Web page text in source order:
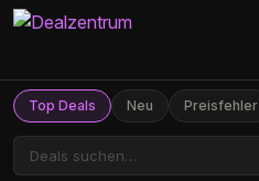
Top Deals Neu Preisfehler